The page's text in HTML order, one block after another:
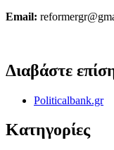
Email:
Διαβάστε
Politicalbank.gr
Κατηγορίες